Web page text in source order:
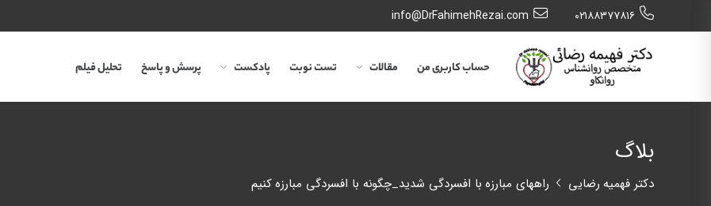
٠٢١٨٨٣٧٧٨١٦ info@DrFahimehRezai.com
حساب کاربری من مقالات تست نوبت پادکست پرسش و پاسخ تحلیل فیلم
بلاگ
دکتر فهمیه رضایی راههای مبارزه با افسردگی شدید_چگونه با افسردگی مبارزه کنیم